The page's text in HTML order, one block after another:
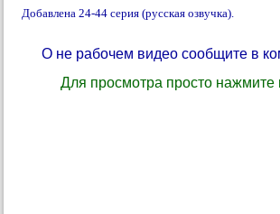
Добавлена 24-44 серия (русская озвучка).
О не рабочем видео сообщите в
Для просмотра просто нажмите